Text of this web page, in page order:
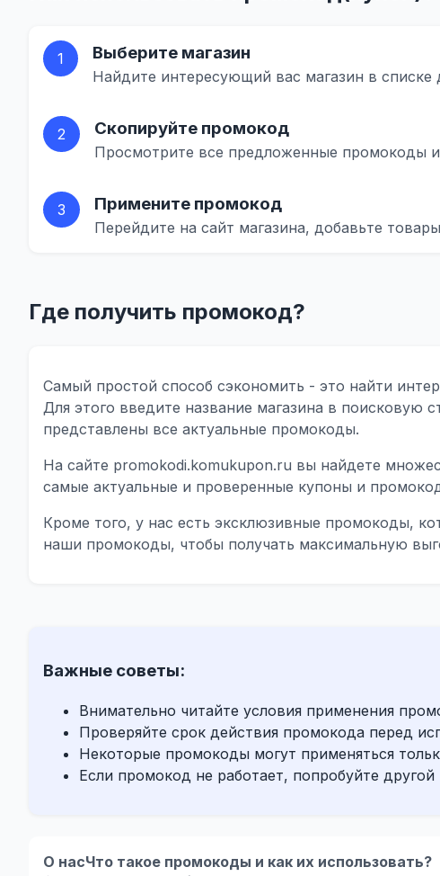
1 Выберите магазин
Найдите интересующий вас магазин в
2 Скопируйте промокод
Просмотрите все предложенные промокоды
3 Примените промокод
Перейдите на сайт магазина, добавьте
Где получить промокод?
Самый простой способ сэкономить - это найти
Для этого введите название магазина в поисковую
представлены все актуальные промокоды.
На сайте promokodi.komukupon.ru вы найдете
самые актуальные и проверенные купоны и
Кроме того, у нас есть эксклюзивные промокоды,
наши промокоды, чтобы получать максимальную
Важные советы:
Внимательно читайте условия применения
Проверяйте срок действия промокода перед
Некоторые промокоды могут применяться
Если промокод не работает, попробуйте
О насЧто такое промокоды и как их использовать?